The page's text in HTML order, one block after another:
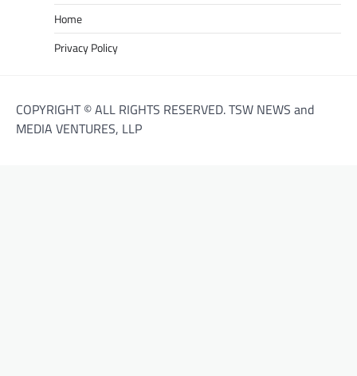
Home
Privacy Policy
COPYRIGHT © ALL RIGHTS RESERVED. TSW NEWS and
MEDIA VENTURES, LLP